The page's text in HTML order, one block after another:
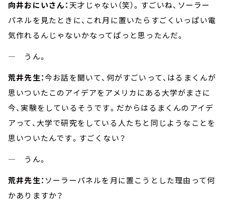
向井おにいさん： 天才じゃない（笑）。すごいね、ソーラー
パネルを見たときに、これ月に置いたらすごくいっぱい電
気作れるんじゃないかなってぱっと思ったんだ。
― うん。
荒井先生：今お話を聞いて、何がすごいって、はるまくんが
思いついたこのアイデアをアメリカにある大学がまさに
今、実験をしているそうです。だからはるまくんのアイデ
アって、大学で研究をしている人たちと同じようなことを
思いついたんです。すごくない？
― うん。
荒井先生： ソーラーパネルを月に置こうとした理由って何
かありますか？